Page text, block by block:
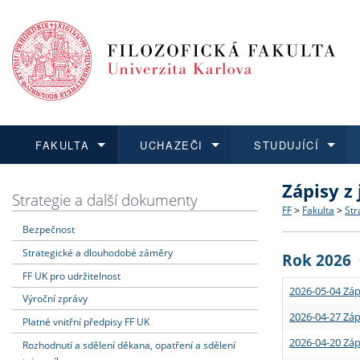
FAKULTA
Dozvědět se více
Struktura
Strategie
Podpora
UCHAZEČI
Podat přihlášku
Co
Učitelské
STUDUJÍCÍ
Dozvědět se více
Rigorózní
Dozvědět se více
O vědě a
Granty a
Dozvědět se více
Aktuální
Strategie a další dokumenty
Bezpečnost
Strategické a dlouhodobé záměry
FF UK pro udržitelnost
Výroční zprávy
Platné vnitřní předpisy FF UK
Rozhodnutí a sdělení děkana, opatření a sdělení
Zápisy
FF > Fakulta >
Rok 2026
2026-05-04
2026-04-27
2026-04-20